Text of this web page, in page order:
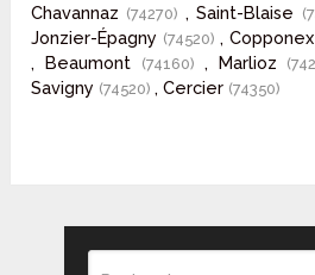
Chavannaz (74270) , Saint-Blaise
Jonzier-Épagny (74520) , Copponex
, Beaumont (74160) , Marlioz
Savigny (74520), Cercier (74350)